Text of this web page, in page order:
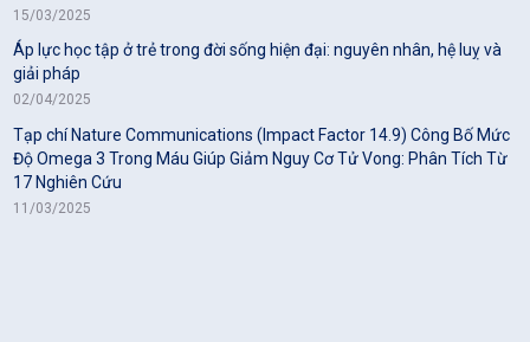
15/03/2025
Áp lực học tập ở trẻ trong đời sống hiện đại: nguyên nhân, hệ luỵ và
giải pháp
02/04/2025
Tạp chí Nature Communications (Impact Factor 14.9) Công Bố Mức
Độ Omega 3 Trong Máu Giúp Giảm Nguy Cơ Tử Vong: Phân Tích Từ
17 Nghiên Cứu
11/03/2025